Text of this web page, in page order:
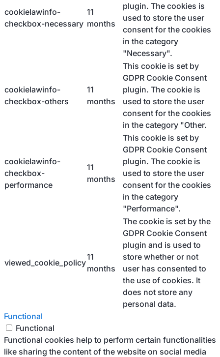
cookielawinfo-
checkbox-necessary
11
months
plugin. The cookies is
used to store the user
consent for the cookies
in the category
"Necessary".
cookielawinfo-
checkbox-others
11
months
This cookie is set by
GDPR Cookie Consent
plugin. The cookie is
used to store the user
consent for the cookies
in the category "Other.
cookielawinfo-
checkbox-
performance
11
months
This cookie is set by
GDPR Cookie Consent
plugin. The cookie is
used to store the user
consent for the cookies
in the category
"Performance".
viewed_cookie_policy
11
months
The cookie is set by the
GDPR Cookie Consent
plugin and is used to
store whether or not
user has consented to
the use of cookies. It
does not store any
personal data.
Functional
Functional
Functional cookies help to perform certain functionalities
like sharing the content of the website on social media